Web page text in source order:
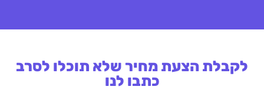
לקבלת הצעת מחיר שלא תוכלו לסרב
כתבו לנו